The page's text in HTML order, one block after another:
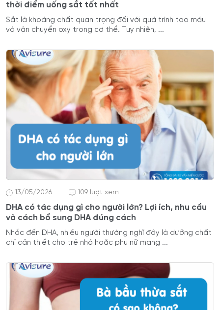
thời điểm uống sắt tốt nhất
Sắt là khoáng chất quan trọng đối với quá trình tạo máu
và vận chuyển oxy trong cơ thể. Tuy nhiên, ...
13/05/2026 109 lượt xem
DHA có tác dụng gì cho người lớn? Lợi ích, nhu cầu
và cách bổ sung DHA đúng cách
Nhắc đến DHA, nhiều người thường nghĩ đây là dưỡng chất
chỉ cần thiết cho trẻ nhỏ hoặc phụ nữ mang ...